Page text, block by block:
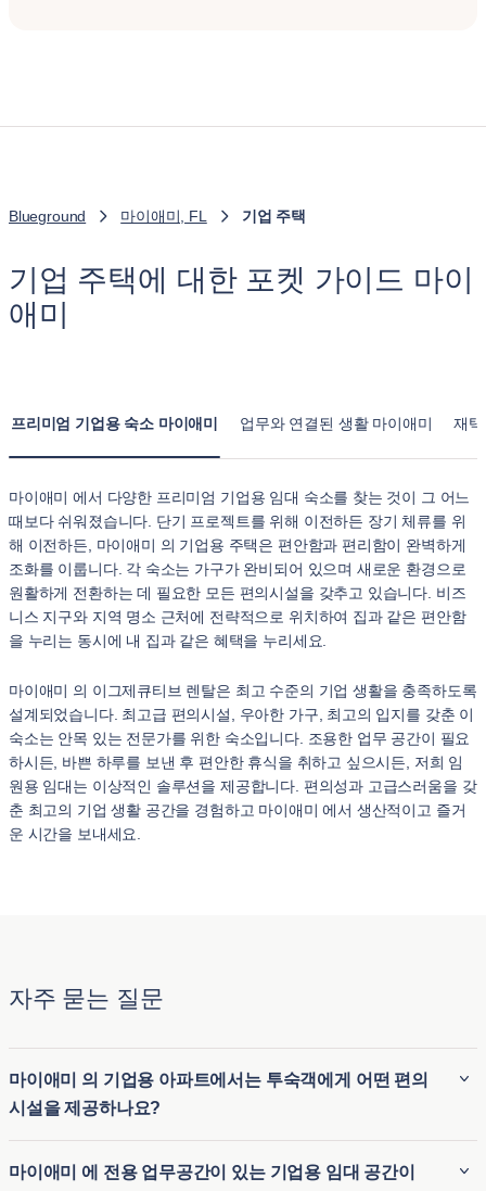
Blueground 마이애미, FL 기업 주택
기업 주택에 대한 포켓 가이드 마이
애미
프리미엄 기업용 숙소 마이애미 업무와 연결된 생활 마이애미 재
마이애미 에서 다양한 프리미엄 기업용 임대 숙소를 찾는 것이 그 어느
때보다 쉬워졌습니다. 단기 프로젝트를 위해 이전하든 장기 체류를 위
해 이전하든, 마이애미 의 기업용 주택은 편안함과 편리함이 완벽하게
조화를 이룹니다. 각 숙소는 가구가 완비되어 있으며 새로운 환경으로
원활하게 전환하는 데 필요한 모든 편의시설을 갖추고 있습니다. 비즈
니스 지구와 지역 명소 근처에 전략적으로 위치하여 집과 같은 편안함
을 누리는 동시에 내 집과 같은 혜택을 누리세요.
마이애미 의 이그제큐티브 렌탈은 최고 수준의 기업 생활을 충족하도록
설계되었습니다. 최고급 편의시설, 우아한 가구, 최고의 입지를 갖춘 이
숙소는 안목 있는 전문가를 위한 숙소입니다. 조용한 업무 공간이 필요
하시든, 바쁜 하루를 보낸 후 편안한 휴식을 취하고 싶으시든, 저희 임
원용 임대는 이상적인 솔루션을 제공합니다. 편의성과 고급스러움을 갖
춘 최고의 기업 생활 공간을 경험하고 마이애미 에서 생산적이고 즐거
운 시간을 보내세요.
자주 묻는 질문
마이애미 의 기업용 아파트에서는 투숙객에게 어떤 편의
시설을 제공하나요?
있으며 고속 Wi-Fi, 완비된 주방, 스마트 TV, 객실 내 세탁실, 고
마이애미 에 전용 업무공간이 있는 기업용 임대 공간이